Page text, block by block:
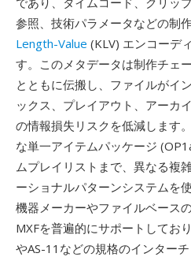
参照、技術パラメータなどの制
Length-Value (KLV) エンコーデ
す。このメタデータは制作チェ
とともに伝搬し、ファイルがイ
ックス、プレイアウト、アーカ
の情報損失リスクを低減します
な単一アイテムパッケージ
ムプレイリストまで、異なる複
ーショナルパターンシステムを
機器メーカーやファイルベース
MXFを普遍的にサポートしてお
やAS-11などの規格のインター